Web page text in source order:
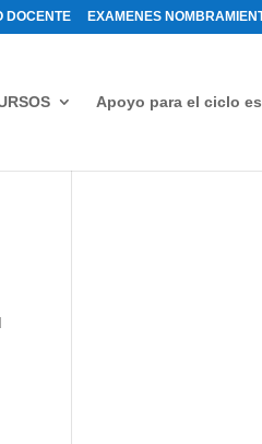
DOCENTE EXAMENES
Apoyo para el ciclo